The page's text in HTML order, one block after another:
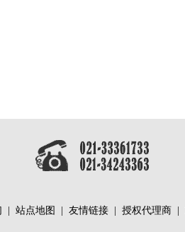
站点地图 友情链接 授权代理商